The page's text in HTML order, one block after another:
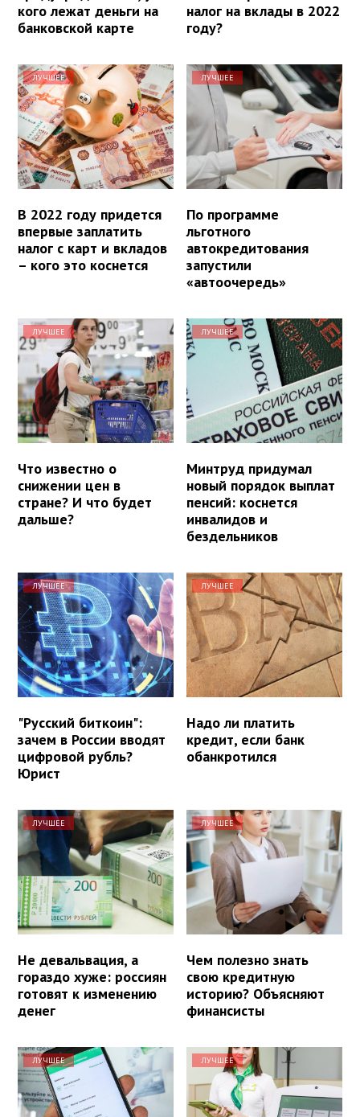
кого лежат деньги на
банковской карте
налог на вклады в 2022
году?
ЛУЧШЕЕ
В 2022 году придется
впервые заплатить
налог с карт и вкладов
– кого это коснется
ЛУЧШЕЕ
По программе
льготного
автокредитования
запустили
«автоочередь»
ЛУЧШЕЕ
Что известно о
снижении цен в
стране? И что будет
дальше?
ЛУЧШЕЕ
Минтруд придумал
новый порядок выплат
пенсий: коснется
инвалидов и
бездельников
ЛУЧШЕЕ
"Русский биткоин":
зачем в России вводят
цифровой рубль?
Юрист
ЛУЧШЕЕ
Надо ли платить
кредит, если банк
обанкротился
ЛУЧШЕЕ
Не девальвация, а
гораздо хуже: россиян
готовят к изменению
денег
ЛУЧШЕЕ
Чем полезно знать
свою кредитную
историю? Объясняют
финансисты
ЛУЧШЕЕ ЛУЧШЕЕ